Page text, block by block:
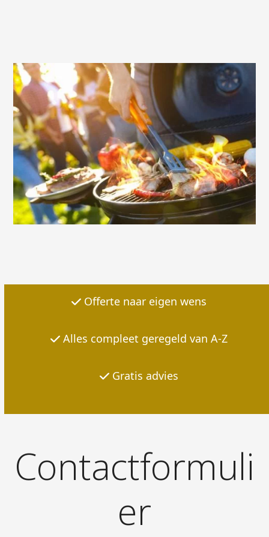
Offerte naar eigen wens
Alles compleet geregeld van A-Z
Gratis advies
Contactformuli
er